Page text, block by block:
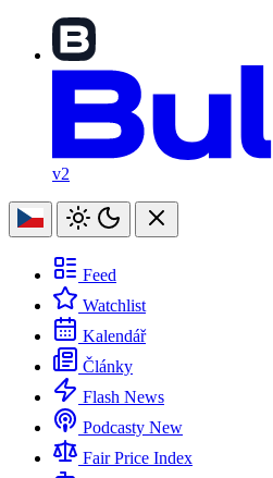
v2
Feed
Watchlist
Kalendář
Články
Flash News
Podcasty New
Fair Price Index